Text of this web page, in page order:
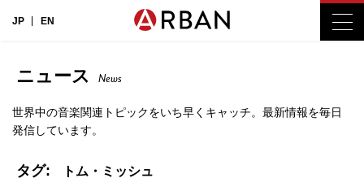
JP EN
ニュース News
世界中の音楽関連トピックをいち早くキャッチ。最新情報を毎日
発信しています。
タグ: トム・ミッシュ